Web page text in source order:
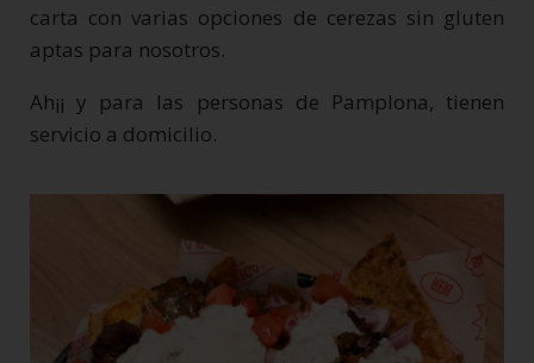
carta con varias opciones de cerezas sin gluten
aptas para nosotros.
Ah¡¡ y para las personas de Pamplona, tienen
servicio a domicilio.